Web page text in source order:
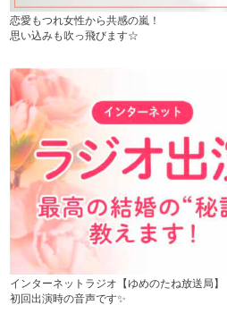
恋愛もつれ女性から共感の嵐！
思い込みも吹っ飛びます☆
インターネットラジオ【ゆめのたね放送局】
初回出演時の音声です✨